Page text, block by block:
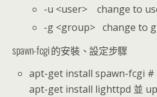
-u <user> change to
-g <group> change to
spawn-fcgi 的安裝、設定步驟
apt-get install spawn-fcgi #
apt-get install lighttpd 並